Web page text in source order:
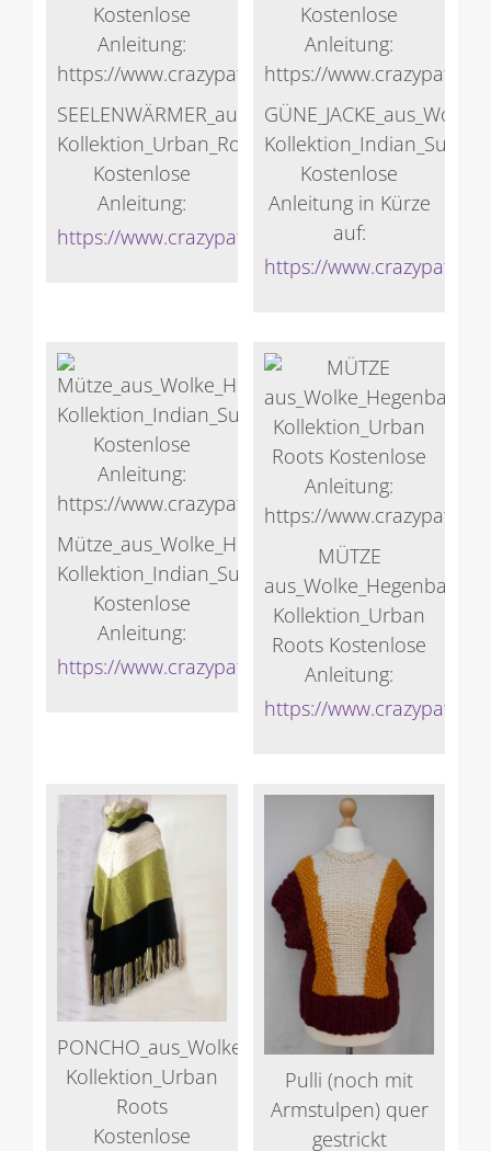
SEELENWÄRMER_aus_Wolke_Hegenbarth-
Kollektion_Urban_Roots
Kostenlose
Anleitung:
https://www.crazypatterns.net/de/store/
Kostenlose
Anleitung in Kürze
auf:
https://
Mütze_aus_Wolke_Hegenbarth-
Kollektion_Indian_Summer
Kostenlose
Anleitung:
https://www.crazypatterns.net/de/store/
MÜTZE
aus_Wolke_Hegenbarth-
Kollektion_Urban
Roots Kostenlose
Anleitung:
https://
PONCHO_aus_Wolke_Hegenbarth-
Kollektion_Urban
Roots
Kostenlose
Pulli (noch mit
Armstulpen) quer
gestrickt